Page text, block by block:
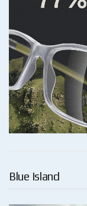
Blue Island